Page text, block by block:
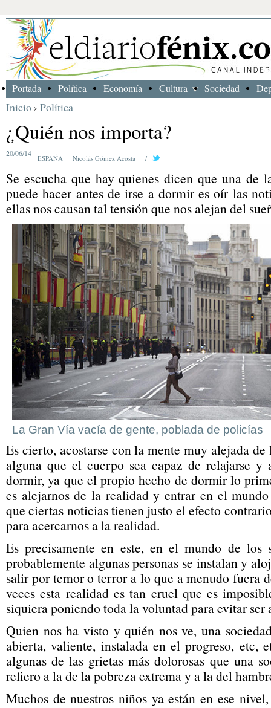
Inicio › Política
¿Quién nos importa?
20/06/14
ESPAÑA Nicolás Gómez Acosta /
Se escucha que hay quienes dicen que una de
puede hacer antes de irse a dormir es oír las
ellas nos causan tal tensión que nos alejan del
La Gran Vía vacía de gente, poblada de policías
Es cierto, acostarse con la mente muy alejada
alguna que el cuerpo sea capaz de relajarse y
dormir, ya que el propio hecho de dormir lo
es alejarnos de la realidad y entrar en el
que ciertas noticias tienen justo el efecto
para acercarnos a la realidad.
Es precisamente en este, en el mundo de los
probablemente algunas personas se instalan y
salir por temor o terror a lo que a menudo fuera
veces esta realidad es tan cruel que es
siquiera poniendo toda la voluntad para evitar ser
Quien nos ha visto y quién nos ve, una
abierta, valiente, instalada en el progreso, etc,
algunas de las grietas más dolorosas que una
refiero a la de la pobreza extrema y a la del
Muchos de nuestros niños ya están en ese
Portada Política Economía Cultura Sociedad